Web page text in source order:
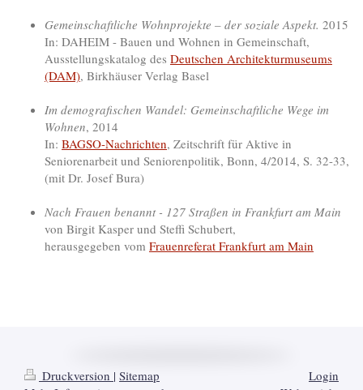
Gemeinschaftliche Wohnprojekte – der soziale Aspekt. 2015
In: DAHEIM - Bauen und Wohnen in Gemeinschaft,
Ausstellungskatalog des Deutschen Architekturmuseums
(DAM), Birkhäuser Verlag Basel
Im demografischen Wandel: Gemeinschaftliche Wege im
Wohnen, 2014
In: BAGSO-Nachrichten, Zeitschrift für Aktive in
Seniorenarbeit und Seniorenpolitik, Bonn, 4/2014, S. 32-33,
(mit Dr. Josef Bura)
Nach Frauen benannt - 127 Straßen in Frankfurt am Main
von Birgit Kasper und Steffi Schubert,
herausgegeben vom Frauenreferat Frankfurt am Main
Druckversion | Sitemap
Login